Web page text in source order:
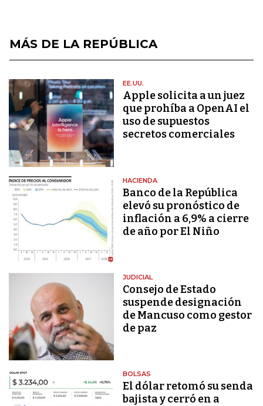
MÁS DE LA REPÚBLICA
EE.UU.
Apple solicita a un juez
que prohíba a OpenAI el
uso de supuestos
secretos comerciales
HACIENDA
Banco de la República
elevó su pronóstico de
inflación a 6,9% a cierre
de año por El Niño
JUDICIAL
Consejo de Estado
suspende designación
de Mancuso como gestor
de paz
BOLSAS
El dólar retomó su senda
bajista y cerró en a